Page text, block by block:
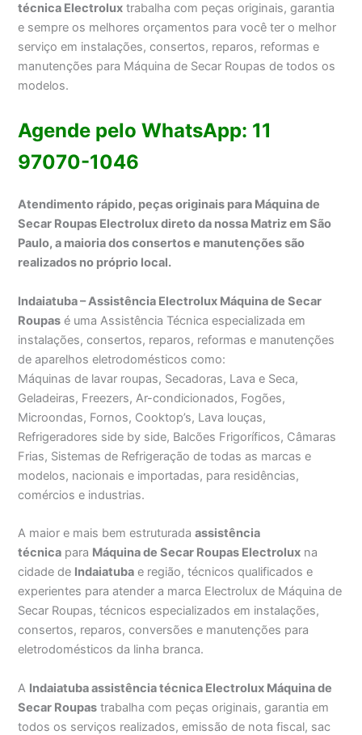
técnica Electrolux trabalha com peças originais, garantia
e sempre os melhores orçamentos para você ter o melhor
serviço em instalações, consertos, reparos, reformas e
manutenções para Máquina de Secar Roupas de todos os
modelos.
Agende pelo WhatsApp: 11
97070-1046
Atendimento rápido, peças originais para Máquina de
Secar Roupas Electrolux direto da nossa Matriz em São
Paulo, a maioria dos consertos e manutenções são
realizados no próprio local.
Indaiatuba – Assistência Electrolux Máquina de Secar
Roupas é uma Assistência Técnica especializada em
instalações, consertos, reparos, reformas e manutenções
de aparelhos eletrodomésticos como:
Máquinas de lavar roupas, Secadoras, Lava e Seca,
Geladeiras, Freezers, Ar-condicionados, Fogões,
Microondas, Fornos, Cooktop’s, Lava louças,
Refrigeradores side by side, Balcões Frigoríficos, Câmaras
Frias, Sistemas de Refrigeração de todas as marcas e
modelos, nacionais e importadas, para residências,
comércios e industrias.
A maior e mais bem estruturadaassistência
técnica para Máquina de Secar Roupas Electrolux na
cidade de Indaiatuba e região, técnicos qualificados e
experientes para atender a marca Electrolux de Máquina de
Secar Roupas, técnicos especializados em instalações,
consertos, reparos, conversões e manutenções para
eletrodomésticos da linha branca.
A Indaiatuba assistência técnica Electrolux Máquina de
Secar Roupas trabalha com peças originais, garantia em
todos os serviços realizados, emissão de nota fiscal, sac